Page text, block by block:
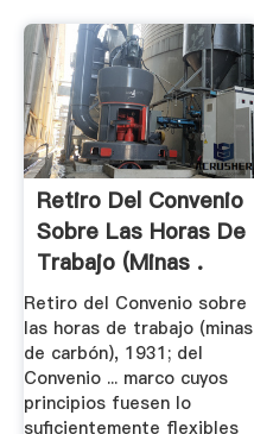
Retiro Del Convenio
Sobre Las Horas De
Trabajo (minas .
Retiro del Convenio sobre
las horas de trabajo (minas
de carbón), 1931; del
Convenio ... marco cuyos
principios fuesen lo
suficientemente flexibles